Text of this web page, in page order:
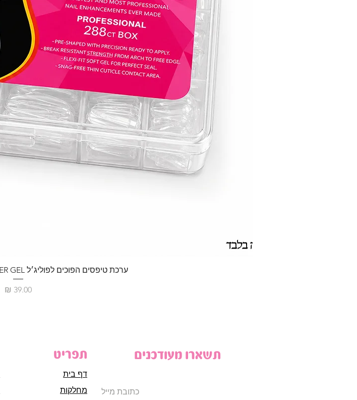
ערכת טיפסים הפוכים לפוליג׳ל POWER GEL – ‏4 צורות רב־פעמיות
מחיר
תפריט
דף בית
מחלקות
תשארו מעודכנים